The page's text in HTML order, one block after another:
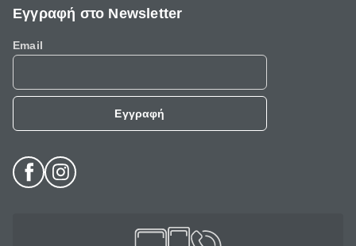
Εγγραφή στο Newsletter
Email
Εγγραφή